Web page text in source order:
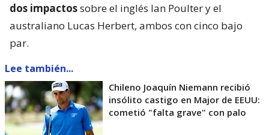
dos impactossobre el inglés Ian Poulter y el
australiano Lucas Herbert, ambos con cinco bajo
par.
Lee también...
Chileno Joaquín Niemann recibió
insólito castigo en Major de EEUU:
cometió "falta grave" con palo